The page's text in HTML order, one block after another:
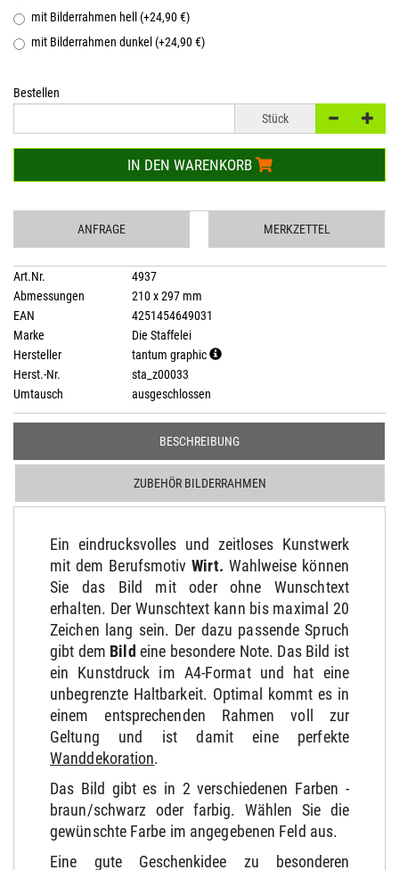
mit Bilderrahmen hell (+24,90 €)
mit Bilderrahmen dunkel (+24,90 €)
Bestellen
Stück
IN DEN WARENKORB
ANFRAGE MERKZETTEL
Art.Nr.
4937
Abmessungen
210 x 297 mm
EAN
4251454649031
Marke
Die Staffelei
Hersteller
tantum graphic
Herst.-Nr.
sta_z00033
Umtausch
ausgeschlossen
BESCHREIBUNG
ZUBEHÖR BILDERRAHMEN
Ein eindrucksvolles und zeitloses Kunstwerk
mit dem BerufsmotivWirt. Wahlweise können
Sie das Bild mit oder ohne Wunschtext
erhalten. Der Wunschtext kann bis maximal 20
Zeichen lang sein. Der dazu passende Spruch
gibt dem Bild eine besondere Note. Das Bild ist
ein Kunstdruck im A4-Format und hat eine
unbegrenzte Haltbarkeit. Optimal kommt es in
einem entsprechenden Rahmen voll zur
Geltung und ist damit eine perfekte
Wanddekoration.
Das Bild gibt es in 2 verschiedenen Farben -
braun/schwarz oder farbig. Wählen Sie die
gewünschte Farbe im angegebenen Feld aus.
Eine gute Geschenkidee zu besonderen